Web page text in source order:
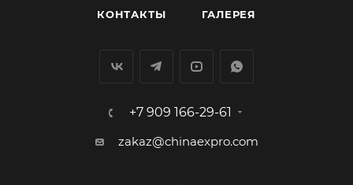
КОНТАКТЫ ГАЛЕРЕЯ
+7 909 166-29-61
zakaz@chinaexpro.com